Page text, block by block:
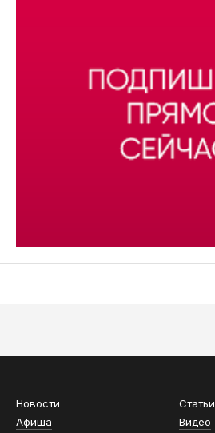
Новости
Статьи
Афиша
Видео